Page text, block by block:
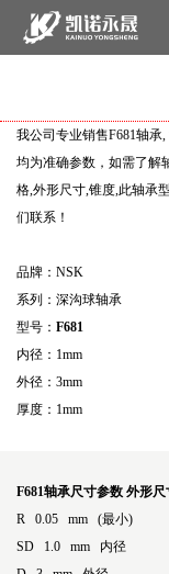
我公司专业销售F681轴承
均为准确参数，如需了解
格,外形尺寸,锥度,此轴承
们联系！
品牌：NSK
系列：深沟球轴承
型号： F681
内径：1mm
外径：3mm
厚度：1mm
F681轴承尺寸参数 外形尺
R 0.05 mm (最小)
SD 1.0 mm 内径